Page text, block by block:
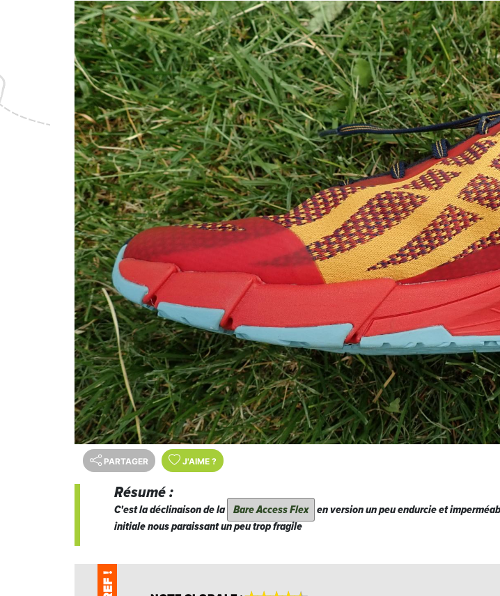
PARTAGER J'AIME ?
Résumé :
C'est la déclinaison de la Bare Access Flex
en version un peu endurcie et
initiale nous paraissant un peu trop fragile